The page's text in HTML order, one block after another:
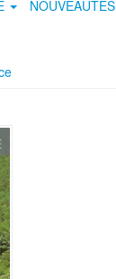
NOUVEAUTÉS